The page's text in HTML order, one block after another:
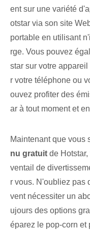
ent sur une variété
otstar via son site
portable en utilisant
rge. Vous pouvez
star sur votre
r votre téléphone ou
ouvez‍ profiter des
ar à tout moment et
Maintenant que vous
nu gratuit de
ventail de
r vous. N'oubliez pas
vent nécessiter⁣ un
ujours des options
éparez le pop-corn et